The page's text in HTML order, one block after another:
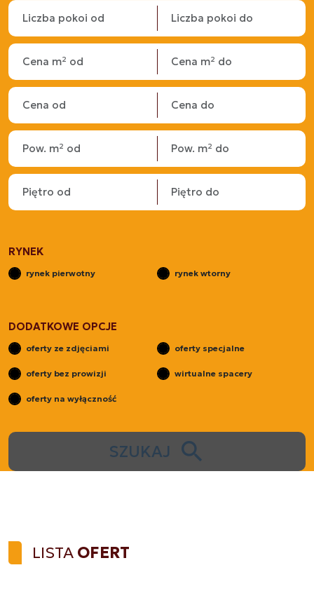
RYNEK
rynek pierwotny rynek wtorny
DODATKOWE OPCJE
oferty ze zdjęciami oferty specjalne
oferty bez prowizji wirtualne spacery
oferty na wyłączność
SZUKAJ
LISTA OFERT